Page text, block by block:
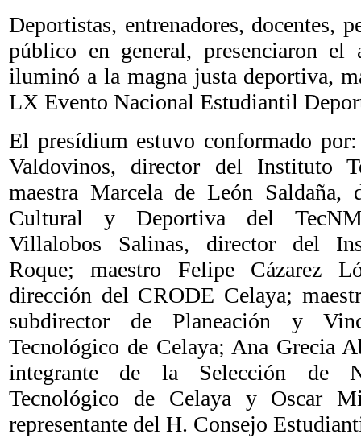
Deportistas, entrenadores, docentes,
público en general, presenciaron el
iluminó a la magna justa deportiva,
LX Evento Nacional Estudiantil
El presídium estuvo conformado
Valdovinos, director del Instituto
maestra Marcela de León Saldaña,
Cultural y Deportiva del
Villalobos Salinas, director del
Roque; maestro Felipe Cázarez
dirección del CRODE Celaya;
subdirector de Planeación y
Tecnológico de Celaya; Ana Grecia
integrante de la Selección de
Tecnológico de Celaya y Oscar
representante del H. Consejo